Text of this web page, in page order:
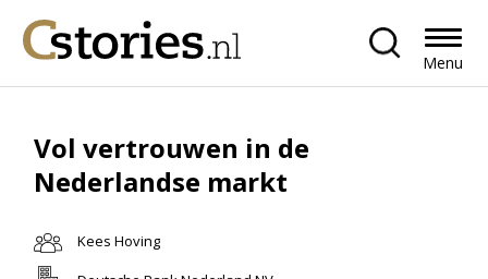
Menu
Vol vertrouwen in de
Nederlandse markt
Kees Hoving